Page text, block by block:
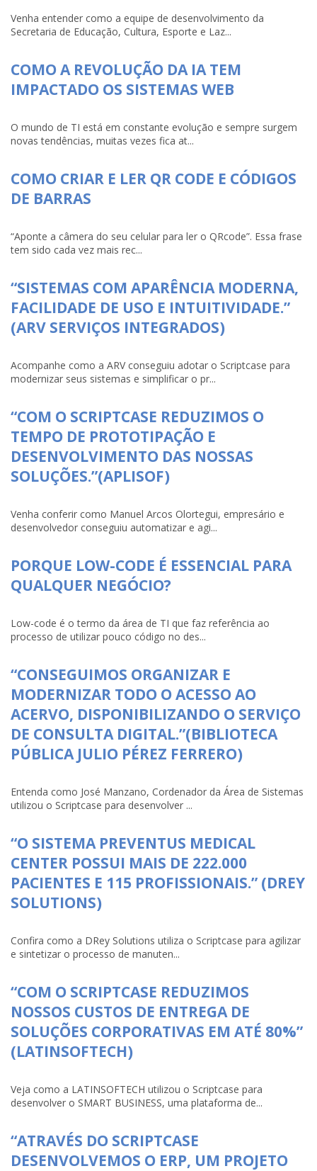
Venha entender como a equipe de desenvolvimento da
Secretaria de Educação, Cultura, Esporte e Laz...
COMO A REVOLUÇÃO DA IA TEM
IMPACTADO OS SISTEMAS WEB
O mundo de TI está em constante evolução e sempre surgem
novas tendências, muitas vezes fica at...
COMO CRIAR E LER QR CODE E CÓDIGOS
DE BARRAS
“Aponte a câmera do seu celular para ler o QRcode”. Essa frase
tem sido cada vez mais rec...
“SISTEMAS COM APARÊNCIA MODERNA,
FACILIDADE DE USO E INTUITIVIDADE.”
(ARV SERVIÇOS INTEGRADOS)
Acompanhe como a ARV conseguiu adotar o Scriptcase para
modernizar seus sistemas e simplificar o pr...
“COM O SCRIPTCASE REDUZIMOS O
TEMPO DE PROTOTIPAÇÃO E
DESENVOLVIMENTO DAS NOSSAS
SOLUÇÕES.”(APLISOF)
Venha conferir como Manuel Arcos Olortegui, empresário e
desenvolvedor conseguiu automatizar e agi...
PORQUE LOW-CODE É ESSENCIAL PARA
QUALQUER NEGÓCIO?
Low-code é o termo da área de TI que faz referência ao
processo de utilizar pouco código no des...
“CONSEGUIMOS ORGANIZAR E
MODERNIZAR TODO O ACESSO AO
ACERVO, DISPONIBILIZANDO O SERVIÇO
DE CONSULTA DIGITAL.”(BIBLIOTECA
PÚBLICA JULIO PÉREZ FERRERO)
Entenda como José Manzano, Cordenador da Área de Sistemas
utilizou o Scriptcase para desenvolver ...
“O SISTEMA PREVENTUS MEDICAL
CENTER POSSUI MAIS DE 222.000
PACIENTES E 115 PROFISSIONAIS.” (DREY
SOLUTIONS)
Confira como a DRey Solutions utiliza o Scriptcase para agilizar
e sintetizar o processo de manuten...
“COM O SCRIPTCASE REDUZIMOS
NOSSOS CUSTOS DE ENTREGA DE
SOLUÇÕES CORPORATIVAS EM ATÉ 80%”
(LATINSOFTECH)
Veja como a LATINSOFTECH utilizou o Scriptcase para
desenvolver o SMART BUSINESS, uma plataforma de...
“ATRAVÉS DO SCRIPTCASE
DESENVOLVEMOS O ERP, UM PROJETO